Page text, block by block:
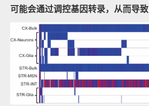
可能会通过调控基因转录，从而导致